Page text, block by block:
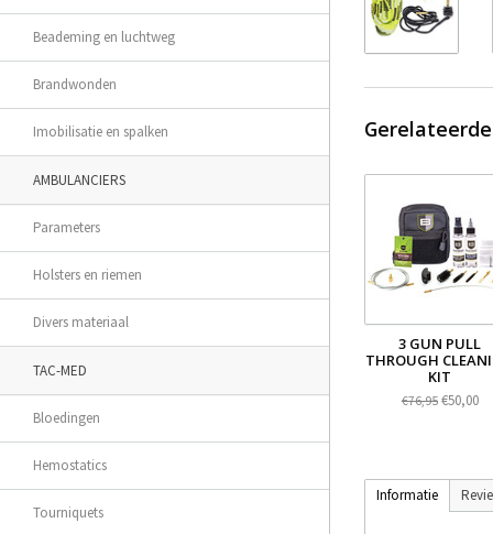
Beademing en luchtweg
Brandwonden
Imobilisatie en spalken
AMBULANCIERS
Parameters
Holsters en riemen
Divers materiaal
TAC-MED
Bloedingen
Hemostatics
Tourniquets
3 GUN PULL
THROUGH
KIT
€76,95€50,00
Informatie